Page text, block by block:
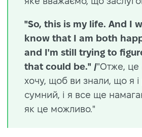
"So, this is my life. And I
know that I am both
and I'm still trying to
that could be." /"Отже, це
хочу, щоб ви знали, що я і
сумний, і я все ще
як це можливо."